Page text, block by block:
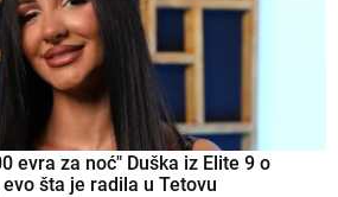
evra za noć" Duška iz Elite 9 o
šta je radila u Tetovu